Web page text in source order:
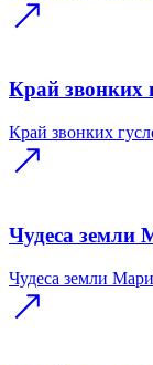
Край звонких
Край звонких
Чудеса земли
Чудеса земли